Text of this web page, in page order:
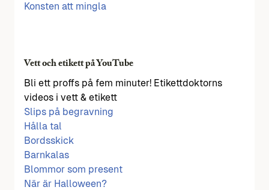
Konsten att mingla
Vett och etikett på YouTube
Bli ett proffs på fem minuter! Etikettdoktorns
videos i vett & etikett
Slips på begravning
Hålla tal
Bordsskick
Barnkalas
Blommor som present
När är Halloween?